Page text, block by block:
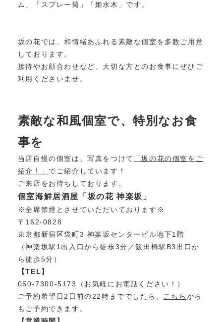
ム」「スプレー菊」「姫水木」です。
坂の花では、和情緒あふれる素敵な個室を多数ご用意
しております。
接待やお顔合わせなど、大切な方とのお食事にぜひご
利用くださいませ。
素敵な和風個室で、特別なお食
事を
当店自慢の個室は、写真をつけて
「坂の花の個室をご
紹介！」 でご紹介しています！
ご来店をお待ちしております。
個室海鮮居酒屋「坂の花 神楽坂」
※全席禁煙とさせていただいております※
〒162-0828
東京都新宿区袋町3 神楽坂センタービル地下1階
（神楽坂駅1出入口から徒歩3分／飯田橋駅B3出口か
ら徒歩5分）
【TEL】
050-7300-5173（お気軽にお電話ください！）
ご予約希望日2日前の22時まででしたら、
こちら から
もご予約できます。